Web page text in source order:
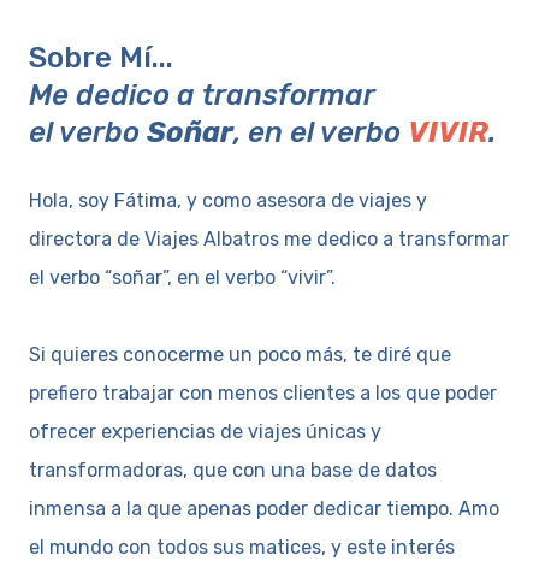
Sobre Mí...
Me dedico a transformar
el verbo Soñar, en el verbo VIVIR.
Hola, soy Fátima, y como asesora de viajes y
directora de Viajes Albatros me dedico a transformar
el verbo “soñar”, en el verbo “vivir”.
Si quieres conocerme un poco más, te diré que
prefiero trabajar con menos clientes a los que poder
ofrecer experiencias de viajes únicas y
transformadoras, que con una base de datos
inmensa a la que apenas poder dedicar tiempo. Amo
el mundo con todos sus matices, y este interés